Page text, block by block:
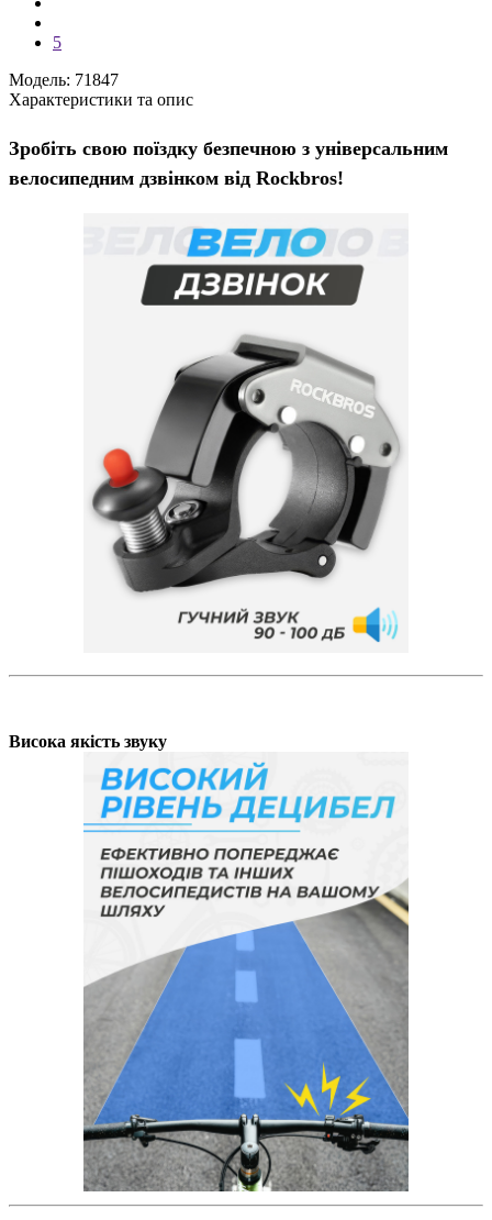
5
Модель: 71847
Характеристики та опис
Зробіть свою поїздку безпечною з універсальним
велосипедним дзвінком від Rockbros!
Висока якість звуку